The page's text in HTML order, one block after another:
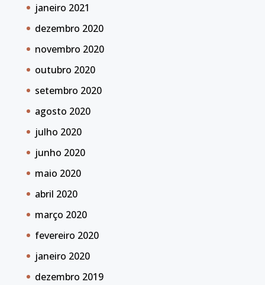
janeiro 2021
dezembro 2020
novembro 2020
outubro 2020
setembro 2020
agosto 2020
julho 2020
junho 2020
maio 2020
abril 2020
março 2020
fevereiro 2020
janeiro 2020
dezembro 2019